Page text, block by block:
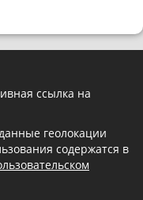
ссылка на
геолокации
содержатся в